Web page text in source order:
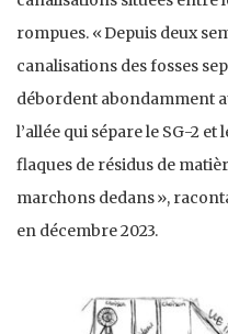
rompues. « Depuis deux
canalisations des fosses
débordent abondamment
l’allée qui sépare le SG-2 et
flaques de résidus de
marchons dedans »,
en décembre 2023.